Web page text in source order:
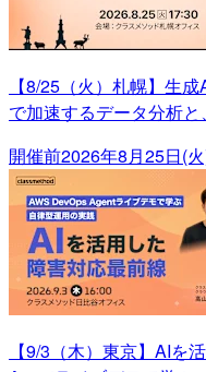
【8/25（火）札幌】生
で加速するデータ分析
開催前2026年8月25日(
【9/3（木）東京】AIを